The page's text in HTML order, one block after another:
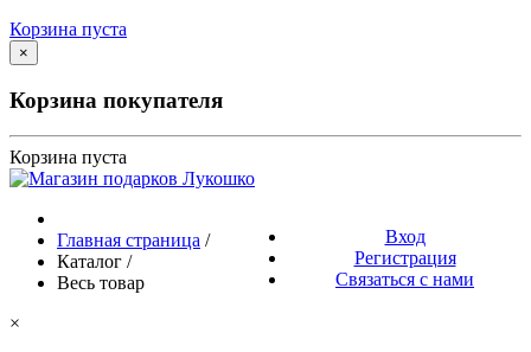
Корзина пуста
×
Корзина покупателя
Корзина пуста
Вход
Регистрация
Связаться с нами
Главная страница /
Каталог /
Весь товар
×